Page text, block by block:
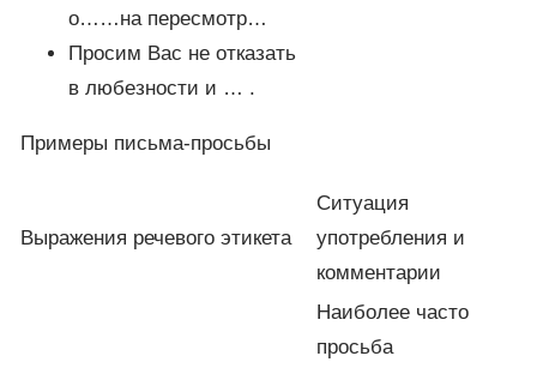
о……на пересмотр…
Просим Вас не отказать
в любезности и … .
Примеры письма-просьбы
Выражения речевого этикета
Ситуация
употребления и
комментарии
Наиболее часто
просьба